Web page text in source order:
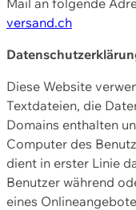
versand.ch
Diese Website
Textdateien, die
Domains enthalten
Computer des
dient in erster Linie
Benutzer während
eines